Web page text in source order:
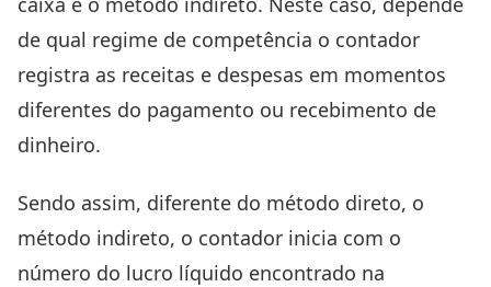
de qual regime de competência o contador
registra as receitas e despesas em momentos
diferentes do pagamento ou recebimento de
dinheiro.
Sendo assim, diferente do método direto, o
método indireto, o contador inicia com o
número do lucro líquido encontrado na